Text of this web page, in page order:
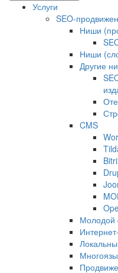
Услуги
SEO-
Ниши
Ниши
Другие
CMS
Молодой